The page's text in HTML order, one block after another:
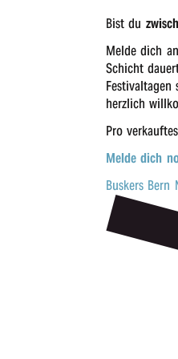
Bist du
Melde dich
Schicht
herz­lich
Pro
Melde dich
Buskers Bern